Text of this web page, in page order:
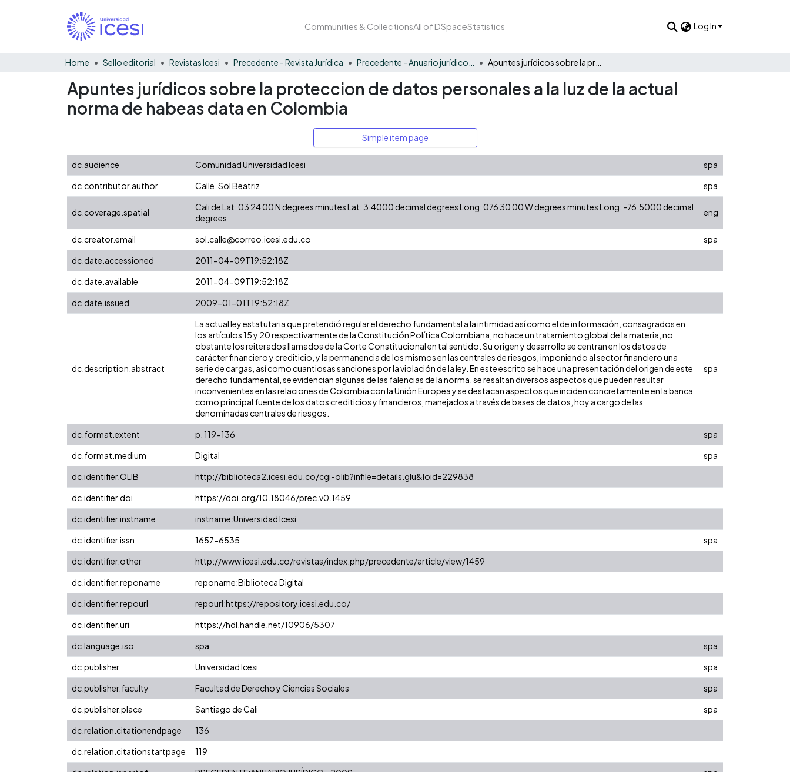
Communities & CollectionsAll of DSpaceStatistics Log In
Home Sello editorial Revistas Icesi Precedente - Revista Jurídica
Apuntes jurídicos sobre la proteccion de datos personales a la luz de la actual
norma de habeas data en Colombia
Simple item page
dc.audience Comunidad Universidad Icesi
spa
dc.contributor.author
Calle, Sol Beatriz spa
dc.coverage.spatial
Cali de Lat: 03 24 00 N degrees minutes Lat: 3.4000 decimal degrees Long: 076 30 00 W degrees minutes Long: -76.5000 decimal
degrees
eng
dc.creator.email sol.calle@correo.icesi.edu.co
spa
dc.date.accessioned
2011-04-09T19:52:18Z
dc.date.available
2011-04-09T19:52:18Z
dc.date.issued
2009-01-01T19:52:18Z
dc.description.abstract
La actual ley estatutaria que pretendió regular el derecho fundamental a la intimidad así como el de información, consagrados en
los artículos 15 y 20 respectivamente de la Constitución Política Colombiana, no hace un tratamiento global de la materia, no
obstante los reiterados llamados de la Corte Constitucional en tal sentido. Su origen y desarrollo se centran en los datos de
carácter financiero y crediticio, y la permanencia de los mismos en las centrales de riesgos, imponiendo al sector financiero una
serie de cargas, así como cuantiosas sanciones por la violación de la ley. En este escrito se hace una presentación del origen de este
derecho fundamental, se evidencian algunas de las falencias de la norma, se resaltan diversos aspectos que pueden resultar
inconvenientes en las relaciones de Colombia con la Unión Europea y se destacan aspectos que inciden concretamente en la banca
como principal fuente de los datos crediticios y financieros, manejados a través de bases de datos, hoy a cargo de las
denominadas centrales de riesgos.
spa
dc.format.extent p. 119-136
spa
dc.format.medium
Digital
spa
dc.identifier.OLIB
http://biblioteca2.icesi.edu.co/cgi-olib?infile=details.glu&loid=229838
dc.identifier.doi
https://doi.org/10.18046/prec.v0.1459
dc.identifier.instname
instname:Universidad Icesi
dc.identifier.issn
1657-6535
spa
dc.identifier.other
http://www.icesi.edu.co/revistas/index.php/precedente/article/view/1459
dc.identifier.reponame
reponame:Biblioteca Digital
dc.identifier.repourl
repourl:https://repository.icesi.edu.co/
dc.identifier.uri
https://hdl.handle.net/10906/5307
dc.language.iso
spa
spa
dc.publisher
Universidad Icesi
spa
dc.publisher.faculty
Facultad de Derecho y Ciencias Sociales
spa
dc.publisher.place
Santiago de Cali
spa
dc.relation.citationendpage
136
dc.relation.citationstartpage
119